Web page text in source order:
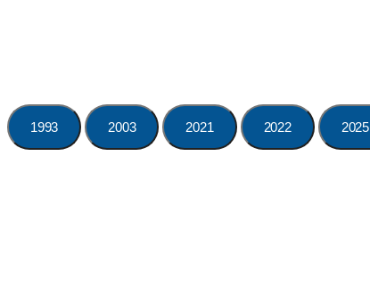
1993 2003 2021 2022 2025